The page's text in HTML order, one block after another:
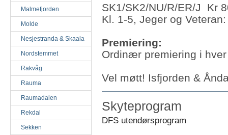
Malmefjorden
Molde
Nesjestranda & Skaala
Nordstemmet
Rakvåg
Rauma
Raumadalen
Rekdal
Sekken
SK1/SK2/NU/R/ER/J Kr
Kl. 1-5, Jeger og
Premiering:
Ordinær premiering i
Vel møtt! Isfjorden &
Skyteprogram
DFS utendørsprogram